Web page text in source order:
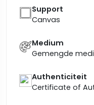
Support
Canvas
Medium
Gemengde
Authenticiteit
Certificate of